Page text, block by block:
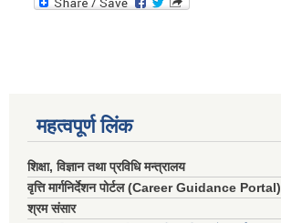
महत्वपूर्ण लिंक
शिक्षा, विज्ञान तथा प्रविधि मन्त्रालय
वृत्ति मार्गनिर्देशन पोर्टल (Career Guidance Portal)
श्रम संसार